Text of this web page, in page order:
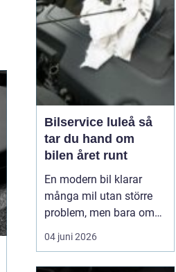
Bilservice luleå så
tar du hand om
bilen året runt
En modern bil klarar
många mil utan större
problem, men bara om
service och underhåll
sköts i tid. I ett klimat
04 juni 2026